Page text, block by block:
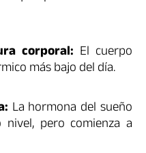
corporal: El cuerpo
más bajo del día.
La hormona del sueño
pero comienza a